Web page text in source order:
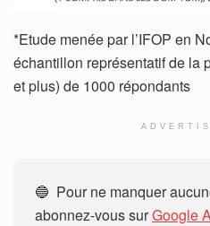
*Etude menée par l’IFOP en
échantillon représentatif de la
et plus) de 1000 répondants
🔵 Pour ne manquer
abonnez-vous surGoogle